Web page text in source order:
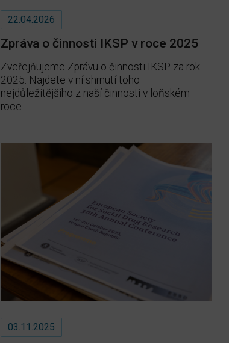
22.04.2026
Zpráva o činnosti IKSP v roce 2025
Zveřejňujeme Zprávu o činnosti IKSP za rok
2025. Najdete v ní shrnutí toho
nejdůležitějšího z naší činnosti v loňském
roce.
03.11.2025